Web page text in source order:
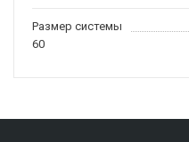
Размер системы
60